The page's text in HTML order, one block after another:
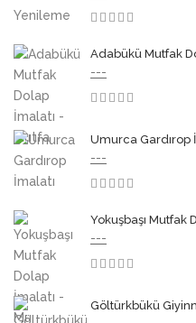
Adabükü Mutfak
---
Umurca Gardırop
---
Yokuşbaşı Mutfak
---
Göltürkbükü